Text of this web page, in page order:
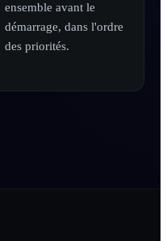
ensemble avant le
démarrage, dans l'ordre
des priorités.